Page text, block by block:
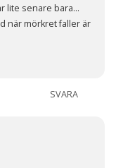
lite senare bara…
när mörkret faller är
SVARA